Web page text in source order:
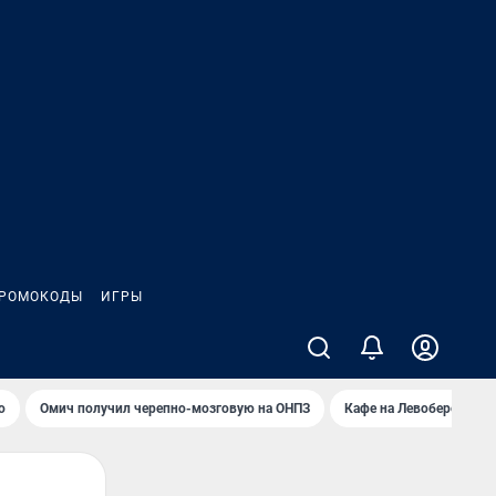
ИГРЫ
Омич получил черепно-мозговую на ОНПЗ Кафе на Левобережье